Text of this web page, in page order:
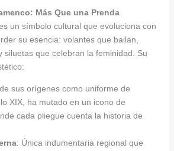
Más Que una Prenda
un símbolo cultural que evoluciona con
su esencia: volantes que bailan,
siluetas que celebran la feminidad. Su
sus orígenes como uniforme de
XIX, ha mutado en un icono de
cada pliegue cuenta la historia de
: Única indumentaria regional que